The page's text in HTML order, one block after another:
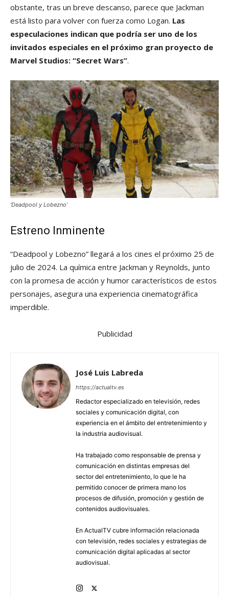
obstante, tras un breve descanso, parece que Jackman
está listo para volver con fuerza como Logan. Las
especulaciones indican que podría ser uno de los
invitados especiales en el próximo gran proyecto de
Marvel Studios: “Secret Wars”.
‘Deadpool y Lobezno’
Estreno Inminente
“Deadpool y Lobezno” llegará a los cines el próximo 25 de
julio de 2024. La química entre Jackman y Reynolds, junto
con la promesa de acción y humor característicos de estos
personajes, asegura una experiencia cinematográfica
imperdible.
Publicidad
José Luis Labreda
https://actualtv.es
Redactor especializado en televisión, redes
sociales y comunicación digital, con
experiencia en el ámbito del entretenimiento y
la industria audiovisual.
Ha trabajado como responsable de prensa y
comunicación en distintas empresas del
sector del entretenimiento, lo que le ha
permitido conocer de primera mano los
procesos de difusión, promoción y gestión de
contenidos audiovisuales.
En ActualTV cubre información relacionada
con televisión, redes sociales y estrategias de
comunicación digital aplicadas al sector
audiovisual.